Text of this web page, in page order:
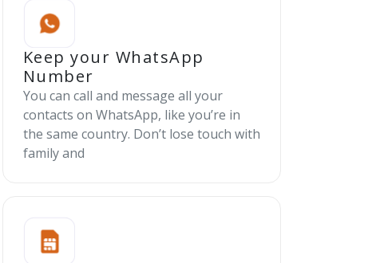
Keep your WhatsApp
Number
You can call and message all your
contacts on WhatsApp, like you’re in
the same country. Don’t lose touch with
family and